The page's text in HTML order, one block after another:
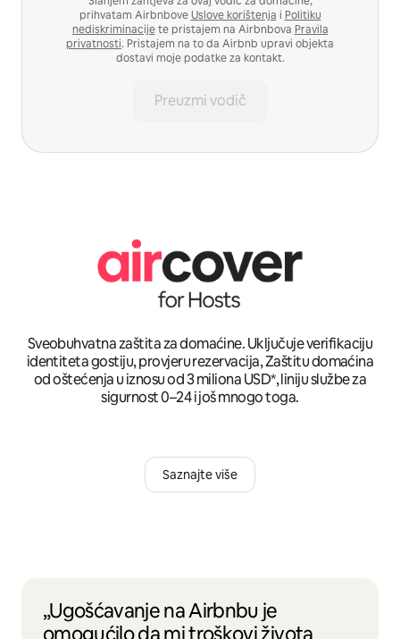
prihvatam AirbnboveUslove korištenja i Politiku
nediskriminacijete pristajem na Airbnbova Pravila
privatnosti. Pristajem na to da Airbnb upravi objekta
dostavi moje podatke za kontakt.
Preuzmi vodič
Sveobuhvatna zaštita za domaćine. Uključuje verifikaciju
identiteta gostiju, provjeru rezervacija, Zaštitu domaćina
od oštećenja u iznosu od 3 miliona USD*, liniju službe za
sigurnost 0–24 i još mnogo toga.
Saznajte više
„Ugošćavanje na Airbnbu je